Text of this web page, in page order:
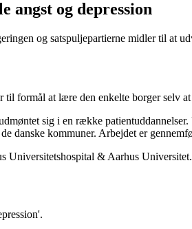
og depression
og satspuljepartierne midler til at
formål at lære den enkelte borger selv
sig i en række
danske kommuner. Arbejdet er
Universitetshospital & Aarhus Universitet.